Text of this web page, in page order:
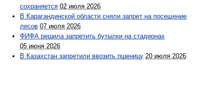
сохраняется 02 июля 2026
В Карагандинской области сняли запрет на посещение
лесов 07 июля 2026
ФИФА решила запретить бутылки на стадионах
05 июня 2026
В Казахстан запретили ввозить пшеницу 20 июля 2026